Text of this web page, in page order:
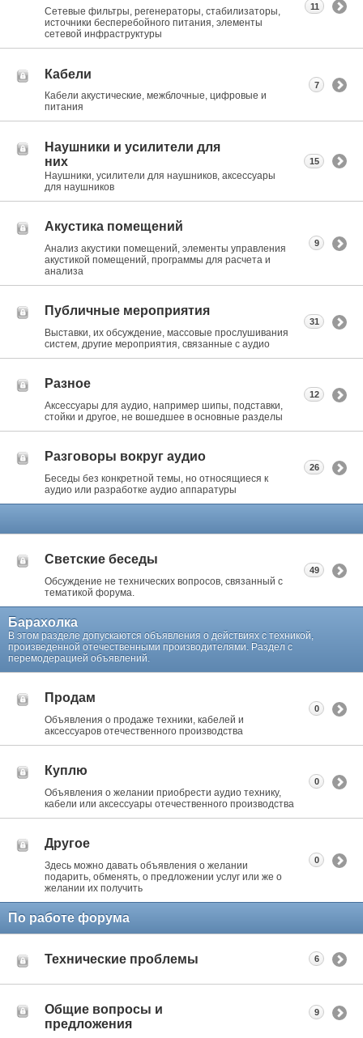
Сетевые фильтры, регенераторы, стабилизаторы,
источники бесперебойного питания, элементы
сетевой инфраструктуры
11
Кабели
Кабели акустические, межблочные, цифровые и
питания
7
Наушники и усилители для
них
Наушники, усилители для наушников, аксессуары
для наушников
15
Акустика помещений
Анализ акустики помещений, элементы управления
акустикой помещений, программы для расчета и
анализа
9
Публичные мероприятия
Выставки, их обсуждение, массовые прослушивания
систем, другие мероприятия, связанные с аудио
31
Разное
Аксессуары для аудио, например шипы, подставки,
стойки и другое, не вошедшее в основные разделы
12
Разговоры вокруг аудио
Беседы без конкретной темы, но относящиеся к
аудио или разработке аудио аппаратуры
26
Светские беседы
Обсуждение не технических вопросов, связанный с
тематикой форума.
49
Барахолка
В этом разделе допускаются объявления о действиях с техникой,
произведенной отечественными производителями. Раздел с
перемодерацией объявлений.
Продам
Объявления о продаже техники, кабелей и
аксессуаров отечественного производства
0
Куплю
Объявления о желании приобрести аудио технику,
кабели или аксессуары отечественного производства
0
Другое
Здесь можно давать объявления о желании
подарить, обменять, о предложении услуг или же о
желании их получить
0
По работе форума
Технические проблемы 6
Общие вопросы и
предложения
9